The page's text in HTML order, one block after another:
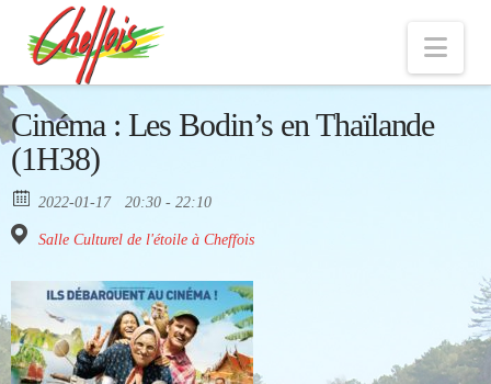
Cinéma : Les Bodin’s en Thaïlande
(1H38)
2022-01-17 20:30 - 22:10
Salle Culturel de l'étoile à Cheffois